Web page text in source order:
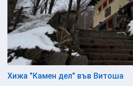
Хижа "Камен дел" във Витоша